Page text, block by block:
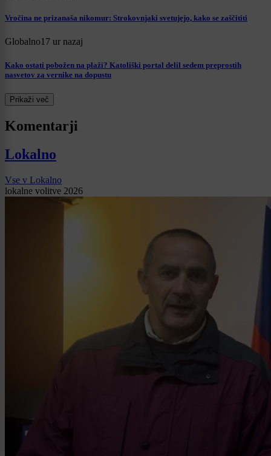
Vročina ne prizanaša nikomur: Strokovnjaki svetujejo, kako se zaščititi
Globalno17 ur nazaj
Kako ostati pobožen na plaži? Katoliški portal delil sedem preprostih
nasvetov za vernike na dopustu
Prikaži več
Komentarji
Lokalno
Vse v Lokalno
lokalne volitve 2026